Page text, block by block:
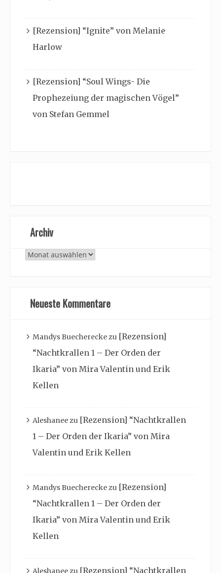
[Rezension] “Ignite” von Melanie
Harlow
[Rezension] “Soul Wings- Die
Prophezeiung der magischen Vögel”
von Stefan Gemmel
Archiv
Archiv
Neueste Kommentare
Mandys Buechereckezu [Rezension]
“Nachtkrallen 1 – Der Orden der
Ikaria” von Mira Valentin und Erik
Kellen
Aleshaneezu [Rezension] “Nachtkrallen
1 – Der Orden der Ikaria” von Mira
Valentin und Erik Kellen
Mandys Buechereckezu [Rezension]
“Nachtkrallen 1 – Der Orden der
Ikaria” von Mira Valentin und Erik
Kellen
Aleshaneezu [Rezension] “Nachtkrallen